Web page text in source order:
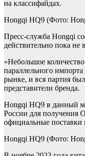
на классифайдах.
Hongqi HQ9 (Фото:
Пресс-служба Hongqi
действительно пока не
«Небольшое
параллельного
рынке, и вся партия
представители бренда.
Hongqi HQ9 в данный
России для получения
официальные поставки
Hongqi HQ9 (Фото: